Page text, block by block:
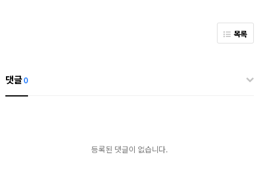
목록
댓글0
등록된 댓글이 없습니다.